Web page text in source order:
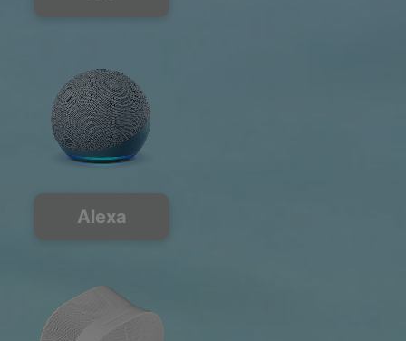
Alexa